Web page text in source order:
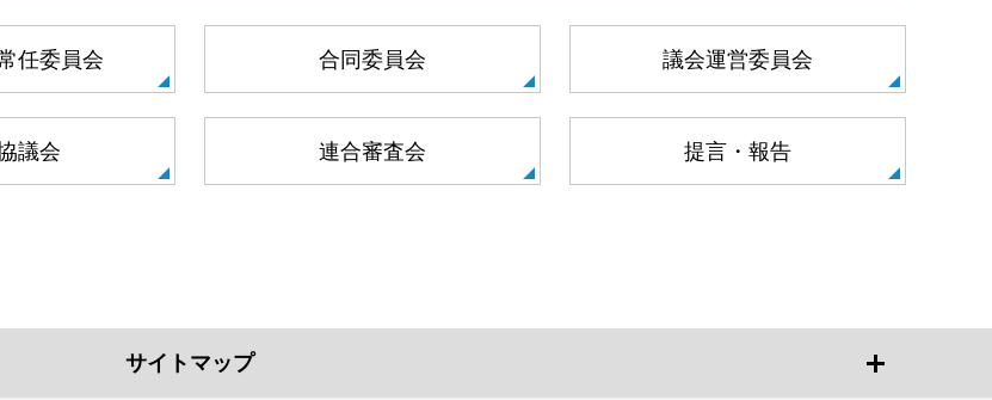
任委員会 合同委員会 議会運営委員会
議会 連合審査会 提言・報告
サイトマップ